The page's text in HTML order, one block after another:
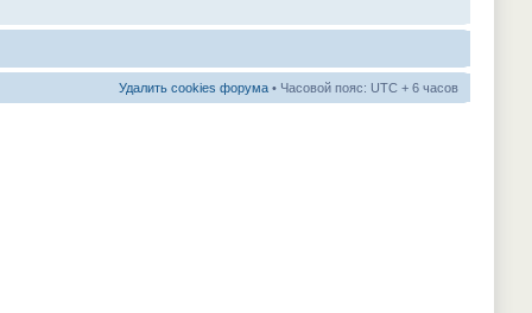
Удалить cookies форума • Часовой пояс: UTC + 6 часов